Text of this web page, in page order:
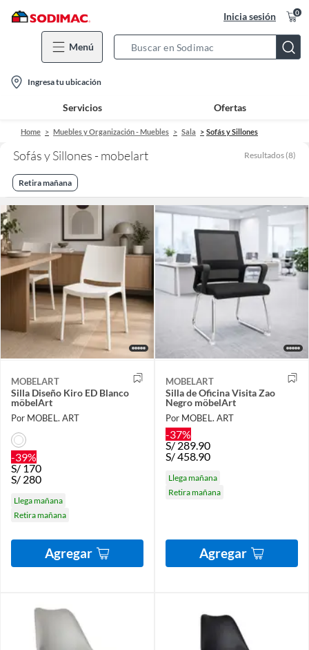
Inicia sesión 0
Menú
Bar
location-
icon
Ingresa tu ubicación
Servicios Ofertas
Home Muebles y Organización - Muebles Sala Sofás y Sillones
Sofás y Sillones - mobelart Resultados (8)
Retira mañana
MOBELART
Silla Diseño Kiro ED Blanco
möbelArt
Por MOBEL. ART
-39%
S/170
S/ 280
Llega mañana
Retira mañana
Agregar
MOBELART
Silla de Oficina Visita Zao
Negro möbelArt
Por MOBEL. ART
-37%
S/289.90
S/458.90
Llega mañana
Retira mañana
Agregar